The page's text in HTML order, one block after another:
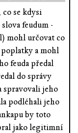
se kdysi
feudum -
mohl určovat co
a mohl
feuda předal
do správy
spravovali jeho
podléhali jeho
by toto
jako legitimní